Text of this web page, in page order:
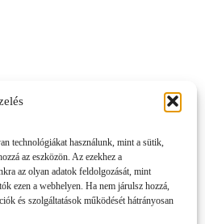
technológiákat használunk, mint a sütik,
az eszközön. Az ezekhez a
az olyan adatok feldolgozását, mint
ezen a webhelyen. Ha nem járulsz hozzá,
és szolgáltatások működését hátrányosan